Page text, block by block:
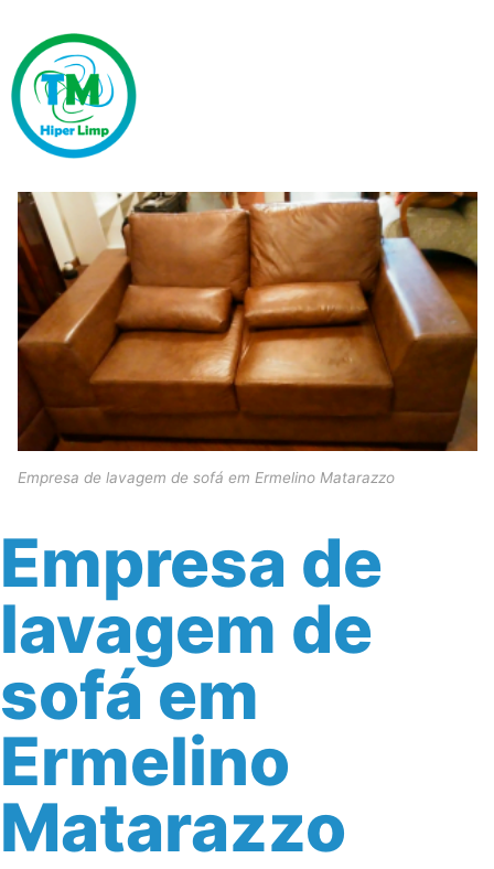
Empresa de lavagem de sofá em Ermelino Matarazzo
Empresa de
lavagem de
sofá em
Ermelino
Matarazzo